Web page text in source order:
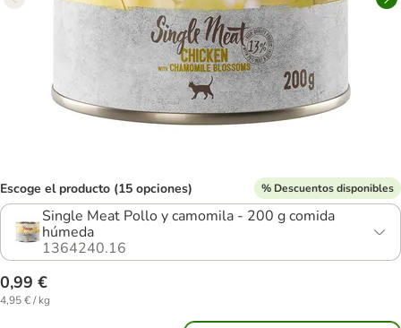
Escoge el producto (15 opciones) % Descuentos disponibles
Single Meat Pollo y camomila - 200 g comida
húmeda
1364240.16
0,99 €
4,95 € / kg